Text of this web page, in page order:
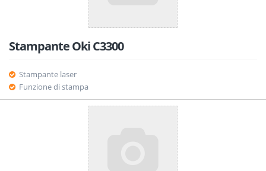
Stampante Oki C3300
Stampante laser
Funzione di stampa